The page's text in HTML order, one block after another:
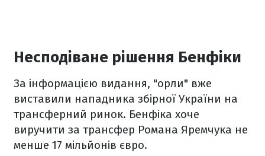
Несподіване рішення Бенфіки
За інформацією видання, "орли" вже
виставили нападника збірної України на
трансферний ринок. Бенфіка хоче
виручити за трансфер Романа Яремчука не
менше 17 мільйонів євро.